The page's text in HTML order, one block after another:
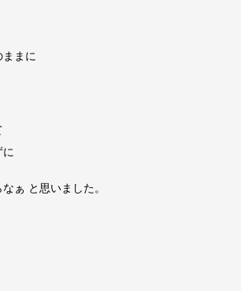
まに
ぁ と思いました。